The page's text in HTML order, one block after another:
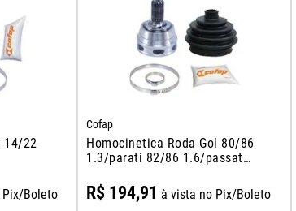
14/22
Boleto
Cofap
Homocinetica Roda Gol 80/86
1.3/parati 82/86 1.6/passat
1.3/1.6/voyage 81/86 1.5
R$ 194,91 à vista no Pix/Boleto